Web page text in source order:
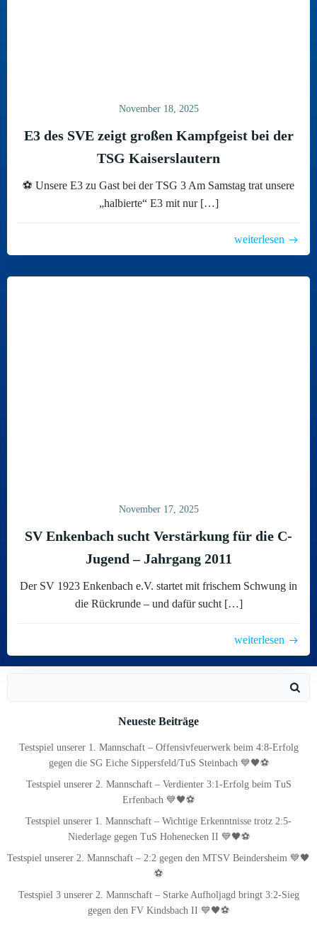
November 18, 2025
E3 des SVE zeigt großen Kampfgeist bei der
TSG Kaiserslautern
⚽ Unsere E3 zu Gast bei der TSG 3 Am Samstag trat unsere
„halbierte“ E3 mit nur […]
weiterlesen
November 17, 2025
SV Enkenbach sucht Verstärkung für die C-
Jugend – Jahrgang 2011
Der SV 1923 Enkenbach e.V. startet mit frischem Schwung in
die Rückrunde – und dafür sucht […]
weiterlesen
Neueste Beiträge
Testspiel unserer 1. Mannschaft – Offensivfeuerwerk beim 4:8-Erfolg
gegen die SG Eiche Sippersfeld/TuS Steinbach 💙🖤⚽
Testspiel unserer 2. Mannschaft – Verdienter 3:1-Erfolg beim TuS
Erfenbach 💙🖤⚽
Testspiel unserer 1. Mannschaft – Wichtige Erkenntnisse trotz 2:5-
Niederlage gegen TuS Hohenecken II 💙🖤⚽
Testspiel unserer 2. Mannschaft – 2:2 gegen den MTSV Beindersheim 💙🖤
⚽
Testspiel 3 unserer 2. Mannschaft – Starke Aufholjagd bringt 3:2-Sieg
gegen den FV Kindsbach II 💙🖤⚽